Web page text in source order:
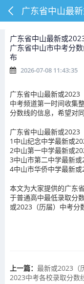
广东省中山最新或
广东省中山市中考分
布
2026-07-08 11:43:35
广东省中山最新或2023
中考频道第一时间收集
分数线的信息，希望对
广东省中山最新或2023
1 中山纪念中学最新或
2中山第一中学最新或
3中山市第二中学最新
4中山市华侨中学最新
本文为大家提供的广东
于普通高中最低录取分
或2023（历届）中考分
上一篇： 最新或2023（
2023中考各校录取分数